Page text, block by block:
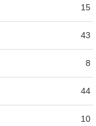
15
43
8
44
10